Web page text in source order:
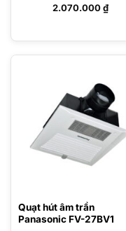
2.070.000₫
Quạt hút âm trần
Panasonic FV-27BV1